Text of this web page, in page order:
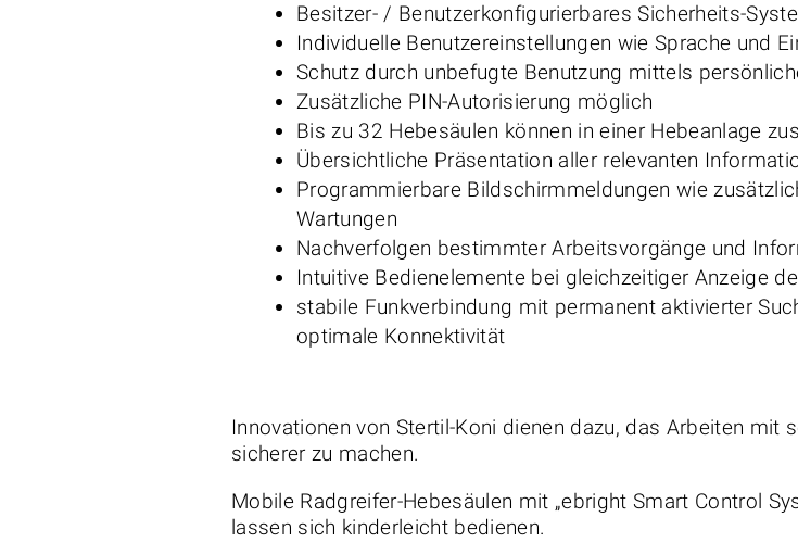
Besitzer- / Benutzerkonfigurierbares Sicherheits-
Individuelle Benutzereinstellungen wie Sprache und
Schutz durch unbefugte Benutzung mittels
Zusätzliche PIN-Autorisierung möglich
Bis zu 32 Hebesäulen können in einer Hebeanlage
Übersichtliche Präsentation aller relevanten
Programmierbare Bildschirmmeldungen wie
Wartungen
Nachverfolgen bestimmter Arbeitsvorgänge und
Intuitive Bedienelemente bei gleichzeitiger Anzeige
stabile Funkverbindung mit permanent aktivierter
optimale Konnektivität
Innovationen von Stertil-Koni dienen dazu, das Arbeiten mit
sicherer zu machen.
Mobile Radgreifer-Hebesäulen mit „ebright Smart Control
lassen sich kinderleicht bedienen.